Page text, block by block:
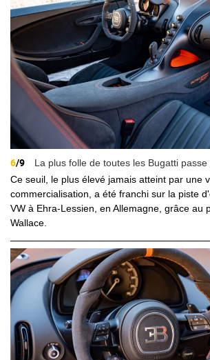
6/9
La plus folle de toutes les Bugatti
Ce seuil, le plus élevé jamais atteint par une
commercialisation, a été franchi sur la piste
VW à Ehra-Lessien, en Allemagne, grâce au
Wallace.